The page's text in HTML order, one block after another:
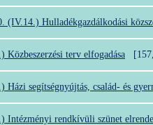
(IV.14.) Hulladékgazdálkodási
terv elfogadása
segítségnyújtás, család- és
Intézményi rendkívüli szünet